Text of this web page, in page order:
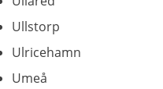
Ullstorp
Ulricehamn
Umeå